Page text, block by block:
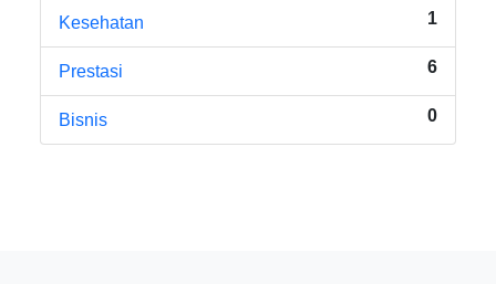
Kesehatan 1
Prestasi 6
Bisnis 0